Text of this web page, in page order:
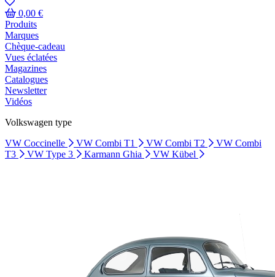
0,00 €
Produits
Marques
Chèque-cadeau
Vues éclatées
Magazines
Catalogues
Newsletter
Vidéos
Volkswagen type
VW Coccinelle
VW Combi T1 VW Combi T2
VW Combi
T3
VW Type 3 Karmann Ghia VW Kübel